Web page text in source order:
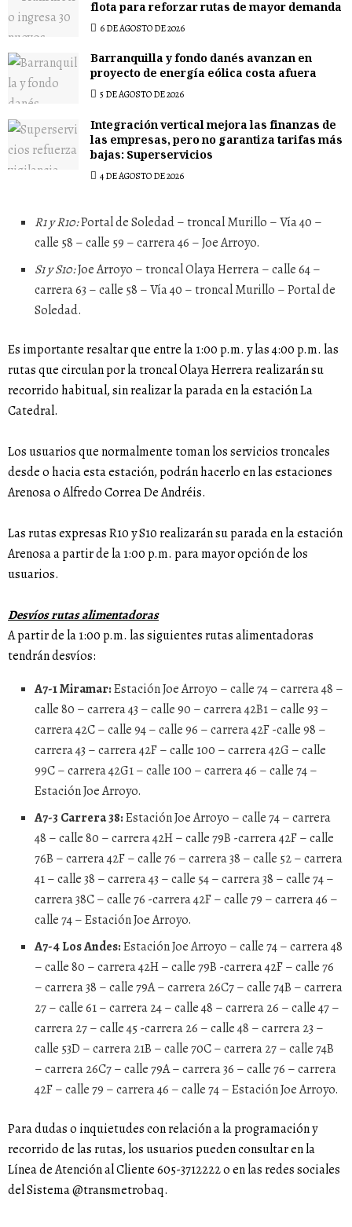
flota para reforzar rutas de mayor demanda
6 DE AGOSTO DE 2026
Barranquilla y fondo danés avanzan en
proyecto de energía eólica costa afuera
5 DE AGOSTO DE 2026
Integración vertical mejora las finanzas de
las empresas, pero no garantiza tarifas más
bajas: Superservicios
4 DE AGOSTO DE 2026
R1 y R10:Portal de Soledad – troncal Murillo – Vía 40 –
calle 58 – calle 59 – carrera 46 – Joe Arroyo.
S1 y S10:Joe Arroyo – troncal Olaya Herrera – calle 64 –
carrera 63 – calle 58 – Vía 40 – troncal Murillo – Portal de
Soledad.
Es importante resaltar que entre la 1:00 p.m. y las 4:00 p.m. las
rutas que circulan por la troncal Olaya Herrera realizarán su
recorrido habitual, sin realizar la parada en la estación La
Catedral.
Los usuarios que normalmente toman los servicios troncales
desde o hacia esta estación, podrán hacerlo en las estaciones
Arenosa o Alfredo Correa De Andréis.
Las rutas expresas R10 y S10 realizarán su parada en la estación
Arenosa a partir de la 1:00 p.m. para mayor opción de los
usuarios.
Desvíos rutas alimentadoras
A partir de la 1:00 p.m. las siguientes rutas alimentadoras
tendrán desvíos:
A7-1 Miramar:Estación Joe Arroyo – calle 74 – carrera 48 –
calle 80 – carrera 43 – calle 90 – carrera 42B1 – calle 93 –
carrera 42C – calle 94 – calle 96 – carrera 42F -calle 98 –
carrera 43 – carrera 42F – calle 100 – carrera 42G – calle
99C – carrera 42G1 – calle 100 – carrera 46 – calle 74 –
Estación Joe Arroyo.
A7-3 Carrera 38:Estación Joe Arroyo – calle 74 – carrera
48 – calle 80 – carrera 42H – calle 79B -carrera 42F – calle
76B – carrera 42F – calle 76 – carrera 38 – calle 52 – carrera
41 – calle 38 – carrera 43 – calle 54 – carrera 38 – calle 74 –
carrera 38C – calle 76 -carrera 42F – calle 79 – carrera 46 –
calle 74 – Estación Joe Arroyo.
A7-4 Los Andes:Estación Joe Arroyo – calle 74 – carrera 48
– calle 80 – carrera 42H – calle 79B -carrera 42F – calle 76
– carrera 38 – calle 79A – carrera 26C7 – calle 74B – carrera
27 – calle 61 – carrera 24 – calle 48 – carrera 26 – calle 47 –
carrera 27 – calle 45 -carrera 26 – calle 48 – carrera 23 –
calle 53D – carrera 21B – calle 70C – carrera 27 – calle 74B
– carrera 26C7 – calle 79A – carrera 36 – calle 76 – carrera
42F – calle 79 – carrera 46 – calle 74 – Estación Joe Arroyo.
Para dudas o inquietudes con relación a la programación y
recorrido de las rutas, los usuarios pueden consultar en la
Línea de Atención al Cliente 605-3712222 o en las redes sociales
del Sistema @transmetrobaq.